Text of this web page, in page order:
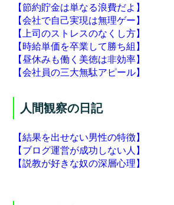
【節約貯金は単なる浪費だよ】
【会社で自己実現は無理ゲー】
【上司のストレスのなくし方】
【時給単価を卒業して勝ち組】
【昼休みも働く美徳は非効率】
【会社員の三大無駄アピール】
人間観察の日記
【結果を出せない男性の特徴】
【ブログ運営が成功しない人】
【説教が好きな奴の深層心理】